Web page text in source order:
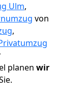
Ulm,
von
,
planen wir